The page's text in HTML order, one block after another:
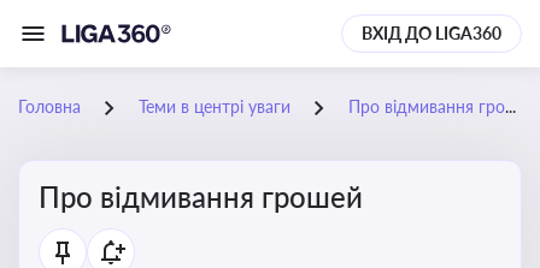
ВХІД ДО LIGA360
Головна Теми в центрі уваги Про відмивання грошей
Про відмивання грошей